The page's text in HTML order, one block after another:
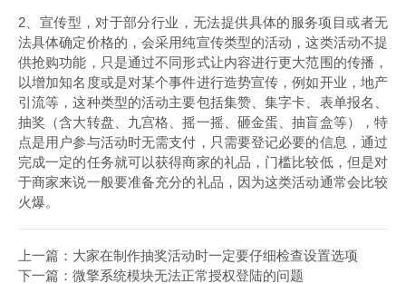
2、宣传型，对于部分行业，无法提供具体的服务项目或者无
法具体确定价格的，会采用纯宣传类型的活动，这类活动不提
供抢购功能，只是通过不同形式让内容进行更大范围的传播，
以增加知名度或是对某个事件进行造势宣传，例如开业，地产
引流等，这种类型的活动主要包括集赞、集字卡、表单报名、
抽奖（含大转盘、九宫格、摇一摇、砸金蛋、抽盲盒等），特
点是用户参与活动时无需支付，只需要登记必要的信息，通过
完成一定的任务就可以获得商家的礼品，门槛比较低，但是对
于商家来说一般要准备充分的礼品，因为这类活动通常会比较
火爆。
上一篇： 大家在制作抽奖活动时一定要仔细检查设置选项
下一篇： 微擎系统模块无法正常授权登陆的问题